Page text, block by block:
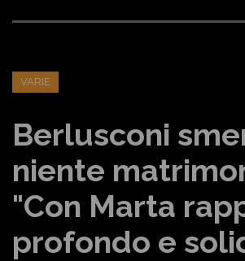
VARIE
Berlusconi
niente
"Con Marta
profondo e